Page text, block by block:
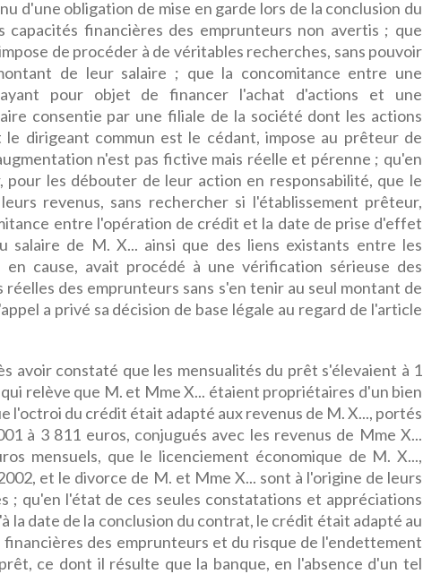
d'une obligation de mise en garde lors de la conclusion du
financières des emprunteurs non avertis ; que
de procéder à de véritables recherches, sans pouvoir
de leur salaire ; que la concomitance entre une
pour objet de financer l'achat d'actions et une
consentie par une filiale de la société dont les actions
dirigeant commun est le cédant, impose au prêteur de
n'est pas fictive mais réelle et pérenne ; qu'en
pour les débouter de leur action en responsabilité, que le
revenus, sans rechercher si l'établissement prêteur,
entre l'opération de crédit et la date de prise d'effet
salaire de M. X... ainsi que des liens existants entre les
cause, avait procédé à une vérification sérieuse des
réelles des emprunteurs sans s'en tenir au seul montant de
a privé sa décision de base légale au regard de l'article
avoir constaté que les mensualités du prêt s'élevaient à 1
relève que M. et Mme X... étaient propriétaires d'un bien
l'octroi du crédit était adapté aux revenus de M. X..., portés
à 3 811 euros, conjugués avec les revenus de Mme X...
mensuels, que le licenciement économique de M. X...,
et le divorce de M. et Mme X... sont à l'origine de leurs
; qu'en l'état de ces seules constatations et appréciations
la date de la conclusion du contrat, le crédit était adapté au
financières des emprunteurs et du risque de l'endettement
ce dont il résulte que la banque, en l'absence d'un tel